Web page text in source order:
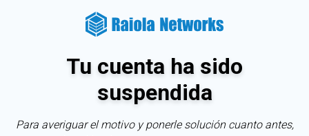
Tu cuenta ha sido
suspendida
Para averiguar el motivo y ponerle solución cuanto antes,